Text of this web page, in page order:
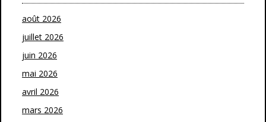
août 2026
juillet 2026
juin 2026
mai 2026
avril 2026
mars 2026